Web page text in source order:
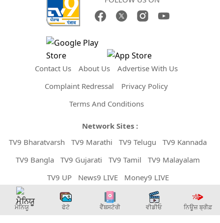
Contact Us About Us
Advertise With Us
Complaint Redressal
Privacy Policy
Terms And Conditions
Network Sites :
TV9 Bharatvarsh
TV9 Marathi TV9 Telugu
TV9 Kannada
TV9 Bangla
TV9 Gujarati TV9 Tamil
TV9 Malayalam
TV9 UP
News9 LIVE Money9 LIVE
Copyright © 2026 TV9 Punjabi. All Rights Reserved.
ਮੈਨਿਯੂ
ਫੋਟੋ ਵੈੱਬਸਟੋਰੀ ਵੀਡੀਓ ਨਿਊਜ਼ ਬ੍ਰੀਫ਼